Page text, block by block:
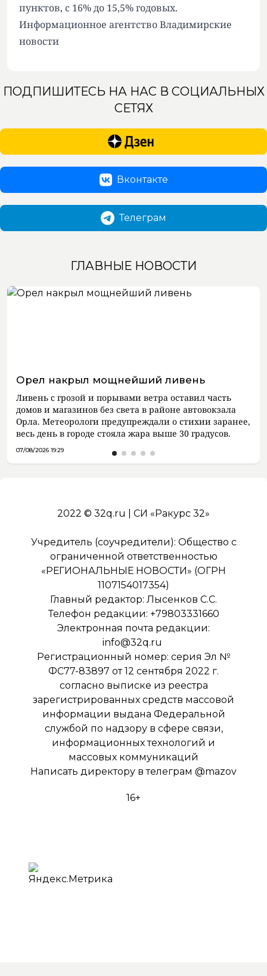
пунктов, с 16% до 15,5% годовых.
Информационное агентство Владимирские
новости
ПОДПИШИТЕСЬ НА НАС В СОЦИАЛЬНЫХ
СЕТЯХ
Вконтакте
Телеграм
ГЛАВНЫЕ НОВОСТИ
Орел накрыл мощнейший ливень
Ливень с грозой и порывами ветра оставил часть
домов и магазинов без света в районе автовокзала
Орла. Метеорологи предупреждали о стихии заранее,
весь день в городе стояла жара выше 30 градусов.
07/08/2026 19:29
2022 © 32q.ru | СИ «Ракурс 32»
Учредитель (соучредители): Общество с
ограниченной ответственностью
«РЕГИОНАЛЬНЫЕ НОВОСТИ» (ОГРН
1107154017354)
Главный редактор: Лысенков С.С.
Телефон редакции: +79803331660
Электронная почта редакции:
info@32q.ru
Регистрационный номер: серия Эл №
ФС77-83897 от 12 сентября 2022 г.
согласно выписке из реестра
зарегистрированных средств массовой
информации выдана Федеральной
службой по надзору в сфере связи,
информационных технологий и
массовых коммуникаций
Написать директору в телеграм @mazov
16+